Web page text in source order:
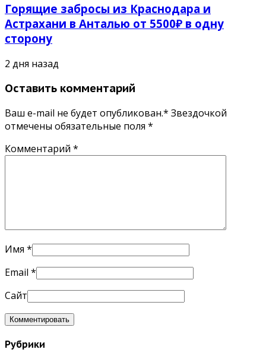
Горящие забросы из Краснодара и
Астрахани в Анталью от 5500₽ в одну
сторону
2 дня назад
Оставить комментарий
Ваш e-mail не будет опубликован.* Звездочкой
отмечены обязательные поля *
Комментарий *
Имя *
Email *
Сайт
Рубрики